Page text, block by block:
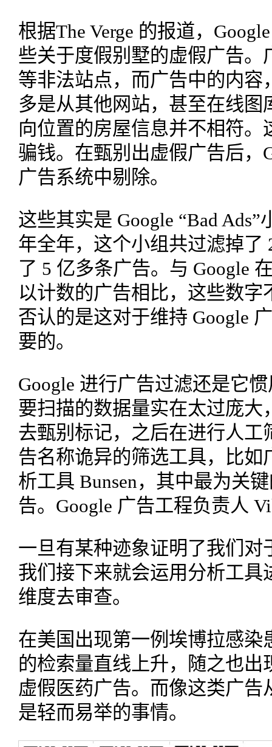
根据The Verge 的报道，
些关于度假别墅的虚假广告。
等非法站点，而广告中的内容
多是从其他网站，甚至在线
向位置的房屋信息并不相符
骗钱。在甄别出虚假广告后，
广告系统中剔除。
这些其实是 Google “Bad
年全年，这个小组共过滤掉了
了 5 亿多条广告。与 Google
以计数的广告相比，这些数
否认的是这对于维持 Google
要的。
Google 进行广告过滤还是它
要扫描的数据量实在太过庞大
去甄别标记，之后在进行人工
告名称诡异的筛选工具，比如
析工具 Bunsen，其中最为关
告。Google 广告工程负责人
一旦有某种迹象证明了我们对
我们接下来就会运用分析工具
维度去审查。
在美国出现第一例埃博拉感染
的检索量直线上升，随之也
虚假医药广告。而像这类广告
是轻而易举的事情。